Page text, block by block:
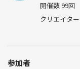
開催数 99回
クリエイター
参加者